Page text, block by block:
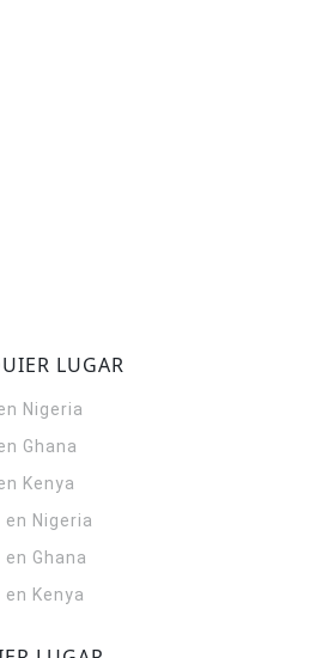
LUGAR
Nigeria
Ghana
Kenya
Nigeria
Ghana
Kenya